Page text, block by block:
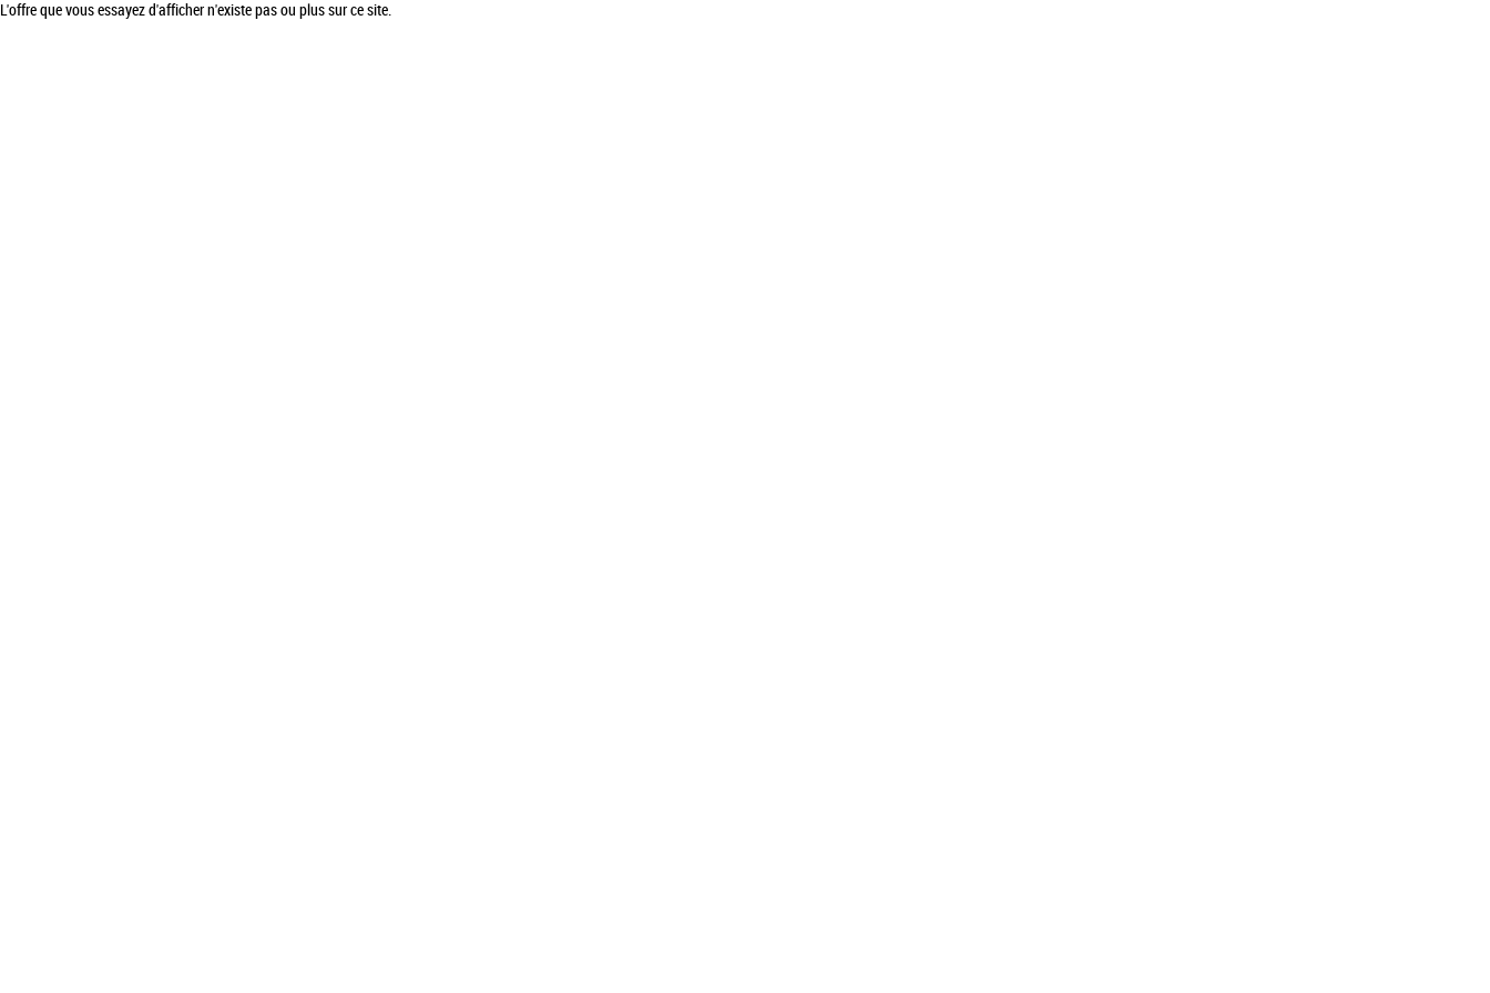
L'offre que vous essayez d'afficher n'existe pas ou plus sur ce site.